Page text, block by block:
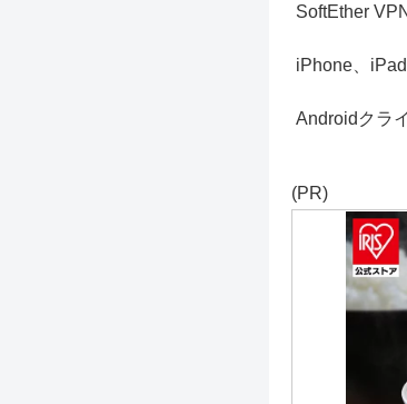
SoftEther
iPhone、
Androidクラ
(PR)